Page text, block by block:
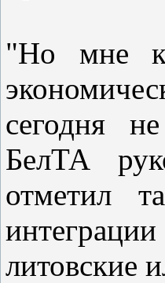
"Но мне
сегодня
БелТА
отметил
литовские